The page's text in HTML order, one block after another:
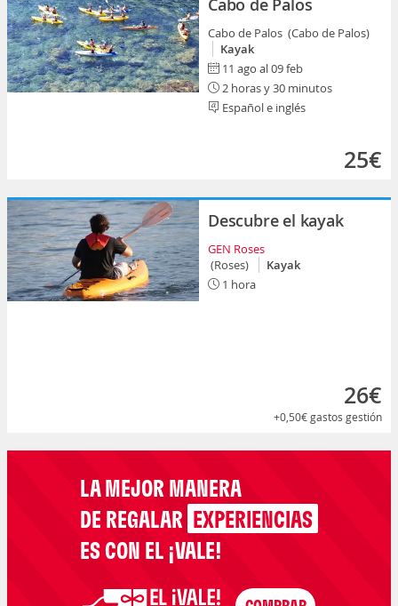
Cabo de Palos
Cabo de Palos (Cabo de Palos)
Kayak
11 ago al 09 feb
2 horas y 30 minutos
Español e inglés
25€
Descubre el kayak
GEN Roses
(Roses)
Kayak
1 hora
26€
+0,50€gastos gestión
LA MEJOR MANERA
DE REGALAR EXPERIENCIAS
ES CON EL ¡VALE!